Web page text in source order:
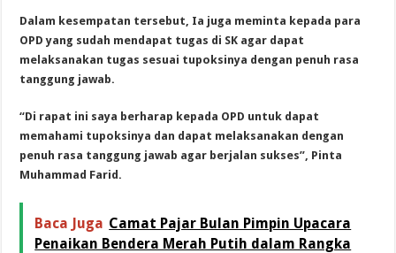
Dalam kesempatan tersebut, Ia juga meminta kepada para
OPD yang sudah mendapat tugas di SK agar dapat
melaksanakan tugas sesuai tupoksinya dengan penuh rasa
tanggung jawab.
“Di rapat ini saya berharap kepada OPD untuk dapat
memahami tupoksinya dan dapat melaksanakan dengan
penuh rasa tanggung jawab agar berjalan sukses”, Pinta
Muhammad Farid.
Baca Juga Camat Pajar Bulan Pimpin Upacara
Penaikan Bendera Merah Putih dalam Rangka